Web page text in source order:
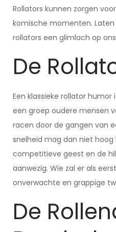
Rollators kunnen zorgen
komische momenten. Laten
rollators een glimlach op
De
Een klassieke rollator humor
een groep oudere mensen
racen door de gangen van
snelheid mag dan niet hoog
competitieve geest en de
aanwezig. Wie zal er als
onverwachte en grappige
De